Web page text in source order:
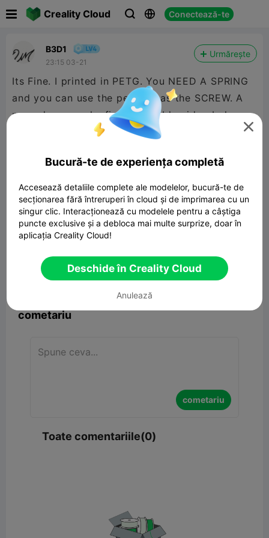
Creality Cloud   Conectează-te
B3D1
23:15 03-21
Urmărește
Its Fine. I printed in PETG. You NEED A SPRING
and you can use the pens tip as the SCREW. A
normal pen works fine. Assembly video below.

Raport 6 
cometariu
cometariu
Toate comentariile(0)

Bucură-te de experiența completă
Accesează detaliile complete ale modelelor, bucură-te de
secționarea fără întreruperi în cloud și de imprimarea cu un
singur clic. Interacționează cu modelele pentru a câștiga
puncte exclusive și a debloca mai multe surprize, doar în
aplicația Creality Cloud!
Deschide în Creality Cloud
Anulează